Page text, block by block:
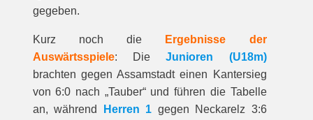
gegeben.
Kurz noch die
Ergebnisse der
Auswärtsspiele: DieJunioren (U18m)
brachten gegen Assamstadt einen Kantersieg
von 6:0 nach „Tauber“ und führen die Tabelle
an, während
Herren 1 gegen Neckarelz 3:6